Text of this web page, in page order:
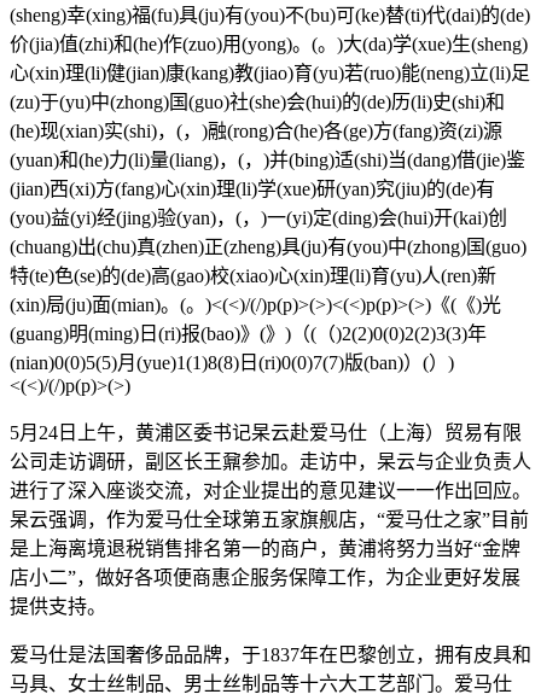
5月24日上午，黄浦区委书记杲云赴爱马仕（上海）贸易有限
公司走访调研，副区长王鼐参加。走访中，杲云与企业负责人
进行了深入座谈交流，对企业提出的意见建议一一作出回应。
杲云强调，作为爱马仕全球第五家旗舰店，“爱马仕之家”目前
是上海离境退税销售排名第一的商户，黄浦将努力当好“金牌
店小二”，做好各项便商惠企服务保障工作，为企业更好发展
提供支持。
爱马仕是法国奢侈品品牌，于1837年在巴黎创立，拥有皮具和
马具、女士丝制品、男士丝制品等十六大工艺部门。爱马仕